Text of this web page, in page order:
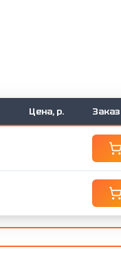
Цена, р.